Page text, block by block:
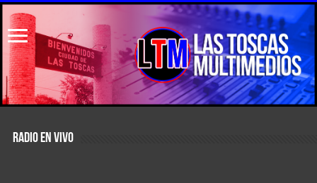
RADIO EN VIVO